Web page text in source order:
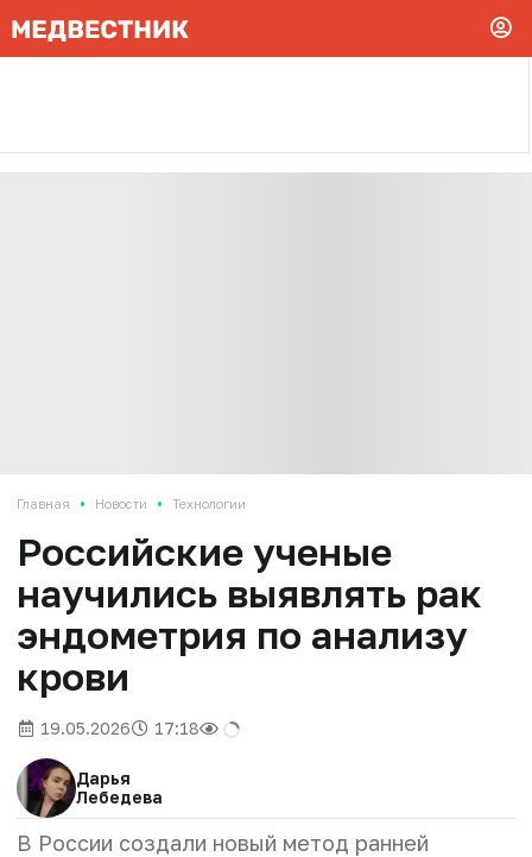
Главная • Новости • Технологии
Российские ученые
научились выявлять рак
эндометрия по анализу
крови
19.05.2026 17:18
Дарья
Лебедева
В России создали новый метод ранней